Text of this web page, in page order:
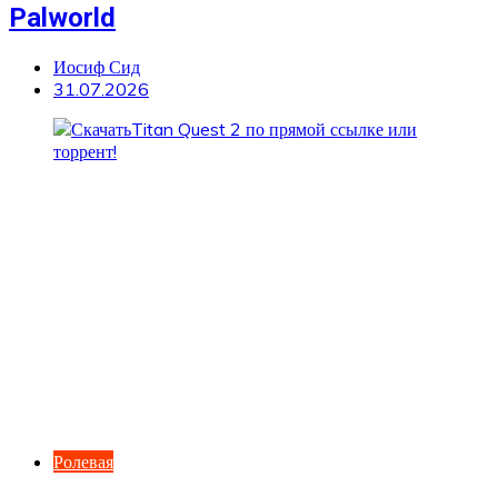
Palworld
Иосиф Сид
31.07.2026
Ролевая